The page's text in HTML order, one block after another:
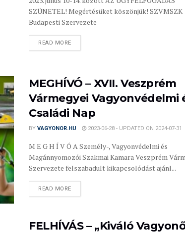
SZÜNETEL! Megértésüket köszönjük! SZVMSZK
Budapesti Szervezete
READ MORE
MEGHÍVÓ – XVII. Veszprém
Vármegyei Vagyonvédelmi
Családi Nap
BY VAGYONOR.HU 2023-06-28 - UPDATED ON 2024-07-31
M E G H Í V Ó A Személy-, Vagyonvédelmi és
Magánnyomozói Szakmai Kamara Veszprém
Szervezete felszabadult kikapcsolódást ajánl...
READ MORE
FELHÍVÁS – „Kiváló